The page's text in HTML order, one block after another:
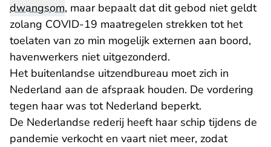
dwangsom, maar bepaalt dat dit gebod niet geldt
zolang COVID-19 maatregelen strekken tot het
toelaten van zo min mogelijk externen aan boord,
havenwerkers niet uitgezonderd.
Het buitenlandse uitzendbureau moet zich in
Nederland aan de afspraak houden. De vordering
tegen haar was tot Nederland beperkt.
De Nederlandse rederij heeft haar schip tijdens de
pandemie verkocht en vaart niet meer, zodat